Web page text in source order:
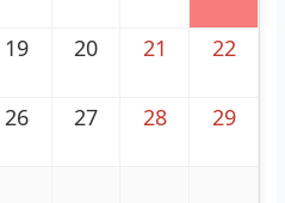
19 20 21 22
26 27 28 29